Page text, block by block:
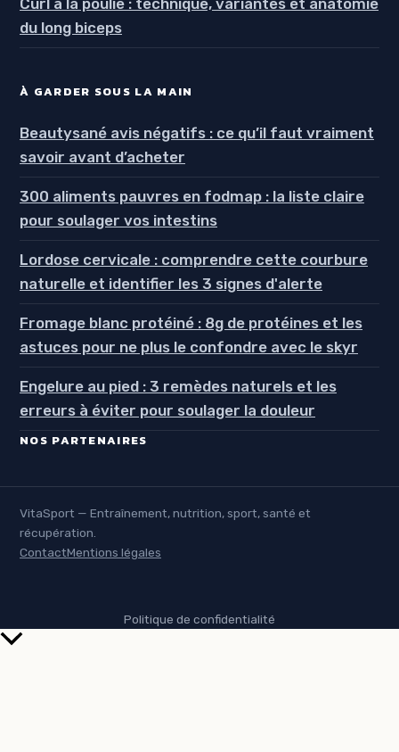
Curl à la poulie : technique, variantes et anatomie
du long biceps
À GARDER SOUS LA MAIN
Beautysané avis négatifs : ce qu’il faut vraiment
savoir avant d’acheter
300 aliments pauvres en fodmap : la liste claire
pour soulager vos intestins
Lordose cervicale : comprendre cette courbure
naturelle et identifier les 3 signes d'alerte
Fromage blanc protéiné : 8g de protéines et les
astuces pour ne plus le confondre avec le skyr
Engelure au pied : 3 remèdes naturels et les
erreurs à éviter pour soulager la douleur
NOS PARTENAIRES
VitaSport — Entraînement, nutrition, sport, santé et
récupération.
ContactMentions légales
Politique de confidentialité